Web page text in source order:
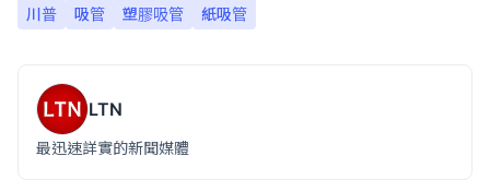
川普 吸管 塑膠吸管 紙吸管
LTN
最迅速詳實的新聞媒體